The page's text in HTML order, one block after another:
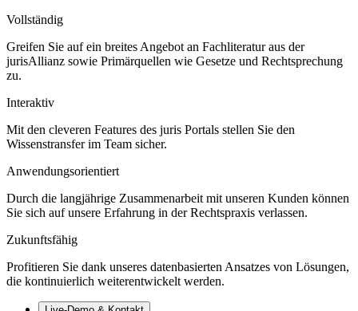
Vollständig
Greifen Sie auf ein breites Angebot an Fachliteratur aus der
jurisAllianz sowie Primärquellen wie Gesetze und Rechtsprechung
zu.
Interaktiv
Mit den cleveren Features des juris Portals stellen Sie den
Wissenstransfer im Team sicher.
Anwendungsorientiert
Durch die langjährige Zusammenarbeit mit unseren Kunden können
Sie sich auf unsere Erfahrung in der Rechtspraxis verlassen.
Zukunftsfähig
Profitieren Sie dank unseres datenbasierten Ansatzes von Lösungen,
die kontinuierlich weiterentwickelt werden.